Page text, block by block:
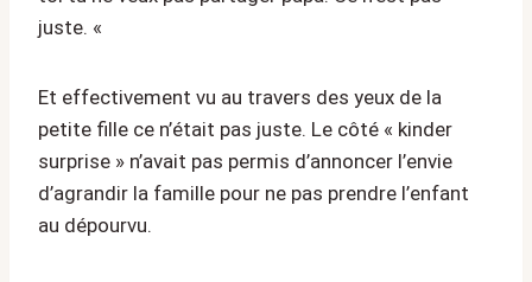
juste. «
Et effectivement vu au travers des yeux de la
petite fille ce n’était pas juste. Le côté « kinder
surprise » n’avait pas permis d’annoncer l’envie
d’agrandir la famille pour ne pas prendre l’enfant
au dépourvu.